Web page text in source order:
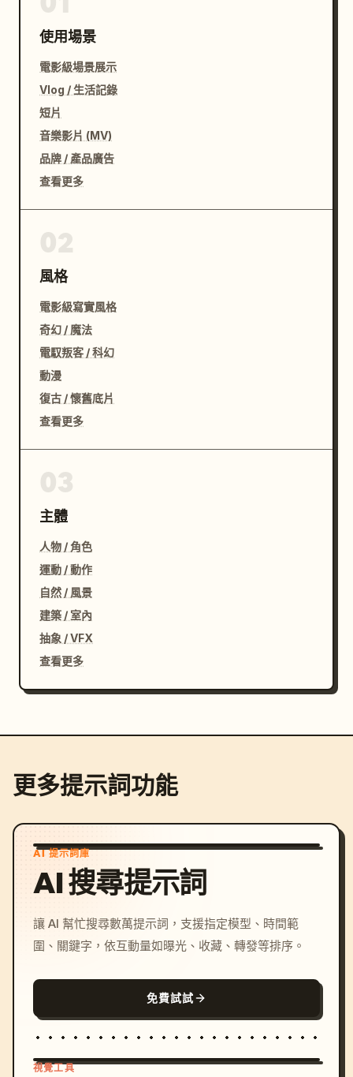
使用場景
電影級場景展示
Vlog / 生活記錄
短片
音樂影片 (MV)
品牌 / 產品廣告
查看更多
風格
電影級寫實風格
奇幻 / 魔法
電馭叛客 / 科幻
動漫
復古 / 懷舊底片
查看更多
主體
人物 / 角色
運動 / 動作
自然 / 風景
建築 / 室內
抽象 / VFX
查看更多
更多提示詞功能
AI 提示詞庫
AI 搜尋提示詞
讓 AI 幫忙搜尋數萬提示詞，支援指定模型、時間範
圍、關鍵字，依互動量如曝光、收藏、轉發等排序。
免費試試
視覺工具